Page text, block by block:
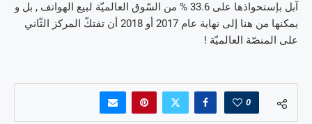
آبل بإستحواذها على 33.6 % من السّوق العالميّة لبيع الهواتف , بل و
يمكنها من هنا إلى نهاية عام 2017 أو 2018 أن تفتكّ المركز الثّاني
على المنصّة العالميّة !
0